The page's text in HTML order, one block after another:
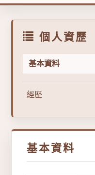
個人資歷
基本資料
經歷
基本資料